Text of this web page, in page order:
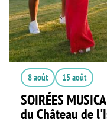
8 août 15 août
SOIRÉES
du Château de